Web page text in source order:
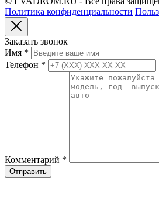
Политика конфиденциальности
Заказать звонок
Имя *
Телефон *
Комментарий *
Отправить